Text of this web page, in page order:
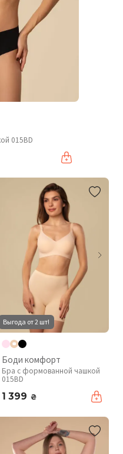
015BD
Выгода от 2 шт!
Боди комфорт
Бра с формованной чашкой
015BD
1 399 ₴